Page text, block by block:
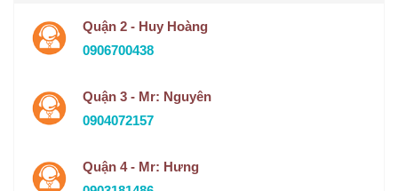
Quận 2 - Huy Hoàng
0906700438
Quận 3 - Mr: Nguyên
0904072157
Quận 4 - Mr: Hưng